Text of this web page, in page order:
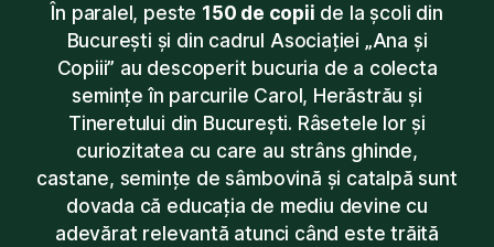
În paralel, peste 150 de copii de la școli din
București și din cadrul Asociației „Ana și
Copiii” au descoperit bucuria de a colecta
semințe în parcurile Carol, Herăstrău și
Tineretului din București. Râsetele lor și
curiozitatea cu care au strâns ghinde,
castane, semințe de sâmbovină și catalpă sunt
dovada că educația de mediu devine cu
adevărat relevantă atunci când este trăită